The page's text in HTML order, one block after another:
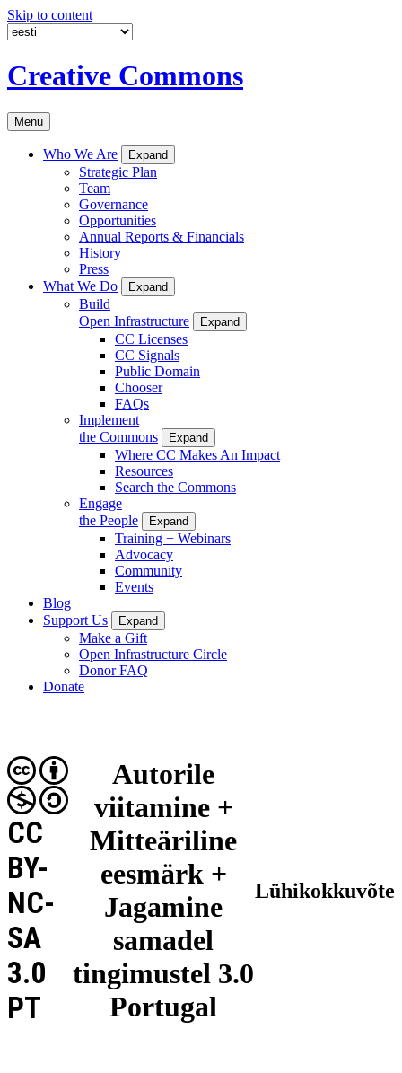
Skip to content
Creative Commons
Menu
Who We Are Expand
Strategic Plan
Team
Governance
Opportunities
Annual Reports & Financials
History
Press
What We Do
Expand
Build
Open Infrastructure
Expand
CC Licenses
CC Signals
Public Domain
Chooser
FAQs
Implement
the Commons
Expand
Where CC Makes An Impact
Resources
Search the Commons
Engage
the People
Expand
Training + Webinars
Advocacy
Community
Events
Blog
Support Us
Expand
Make a Gift
Open Infrastructure Circle
Donor FAQ
Donate
Autorile
viitamine +
Mitteäriline
eesmärk +
Jagamine
samadel
tingimustel 3.0
Portugal
CC
BY-
NC-
SA
3.0
PT
Lühikokkuvõte